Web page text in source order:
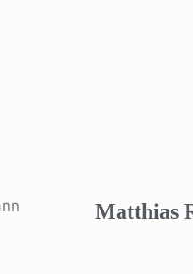
Matthias